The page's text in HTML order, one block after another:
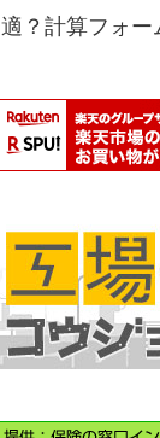
適？計算フォー